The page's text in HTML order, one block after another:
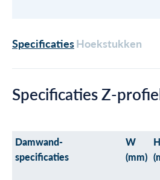
SpecificatiesHoekstukken
Specificaties Z-
Damwand-
specificaties
W
(mm)
H